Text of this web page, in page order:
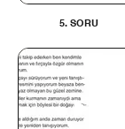
5. SORU